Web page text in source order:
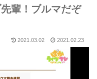
輩！ブルマだぞ
2021.03.02 2021.02.23